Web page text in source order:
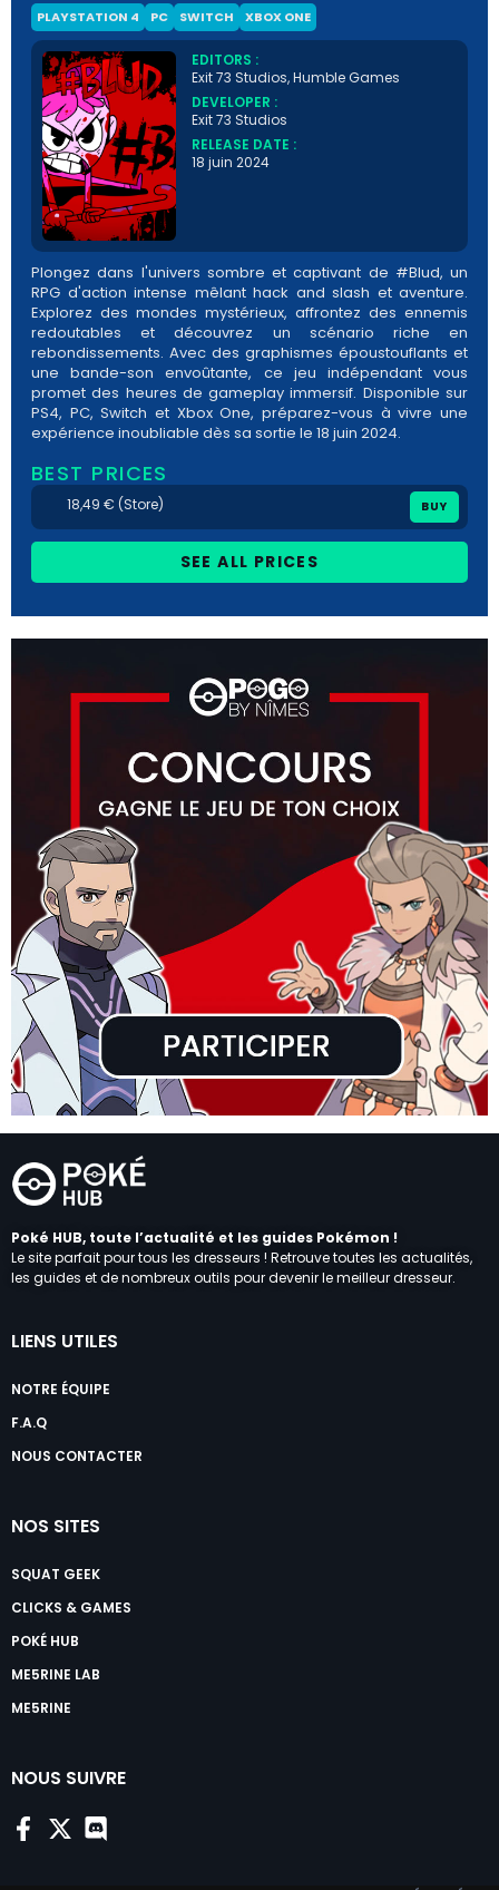
PLAYSTATION 4 PC SWITCH XBOX ONE
EDITORS :
Exit 73 Studios, Humble Games
DEVELOPER :
Exit 73 Studios
RELEASE DATE :
18 juin 2024
Plongez dans l'univers sombre et captivant de #Blud, un
RPG d'action intense mêlant hack and slash et aventure.
Explorez des mondes mystérieux, affrontez des ennemis
redoutables et découvrez un scénario riche en
rebondissements. Avec des graphismes époustouflants et
une bande-son envoûtante, ce jeu indépendant vous
promet des heures de gameplay immersif. Disponible sur
PS4, PC, Switch et Xbox One, préparez-vous à vivre une
expérience inoubliable dès sa sortie le 18 juin 2024.
BEST PRICES
18,49 € (Store) BUY
SEE ALL PRICES
Poké HUB, toute l’actualité et les guides Pokémon !
Le site parfait pour tous les dresseurs ! Retrouve toutes les actualités,
les guides et de nombreux outils pour devenir le meilleur dresseur.
LIENS UTILES
NOTRE ÉQUIPE
F.A.Q
NOUS CONTACTER
NOS SITES
SQUAT GEEK
CLICKS & GAMES
POKÉ HUB
ME5RINE LAB
ME5RINE
NOUS SUIVRE